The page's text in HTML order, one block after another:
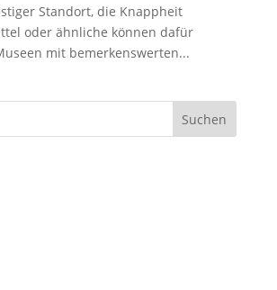
Standort, die Knappheit
oder ähnliche können dafür
mit bemerkenswerten...